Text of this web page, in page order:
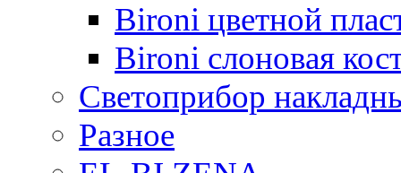
Bironi цветной
Bironi слоновая
Светоприбор
Разное